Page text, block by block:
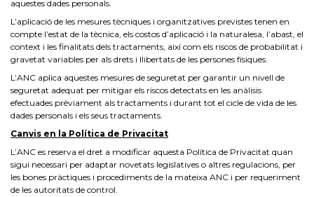
aquestes dades personals.
L’aplicació de les mesures tècniques i organitzatives previstes tenen en
compte l’estat de la tècnica, els costos d’aplicació i la naturalesa, l’abast, el
context i les finalitats dels tractaments, així com els riscos de probabilitat i
gravetat variables per als drets i llibertats de les persones físiques.
L’ANC aplica aquestes mesures de seguretat per garantir un nivell de
seguretat adequat per mitigar els riscos detectats en les anàlisis
efectuades prèviament als tractaments i durant tot el cicle de vida de les
dades personals i els seus tractaments.
Canvis en la Política de Privacitat
L’ANC es reserva el dret a modificar aquesta Política de Privacitat quan
sigui necessari per adaptar novetats legislatives o altres regulacions, per
les bones pràctiques i procediments de la mateixa ANC i per requeriment
de les autoritats de control.